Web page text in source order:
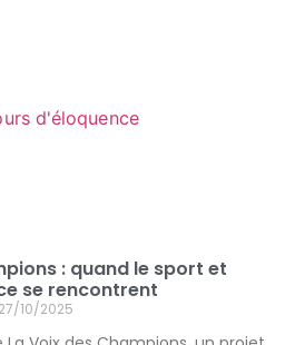
: quand le sport et
se rencontrent
27/10/2025